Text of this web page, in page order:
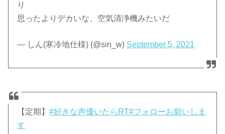
り
思ったよりデカいな、空気清浄機みたいだ
— しん(寒冷地仕様) (@sin_w) September 5, 2021
【定期】#好きな声優いたらRT#フォローお願いしま
す